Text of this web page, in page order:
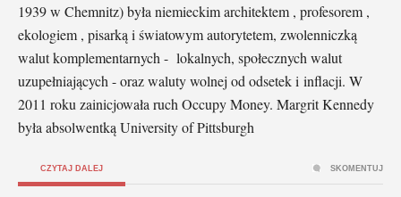
1939 w Chemnitz) była niemieckim architektem , profesorem ,
ekologiem , pisarką i światowym autorytetem, zwolenniczką
walut komplementarnych - lokalnych, społecznych walut
uzupełniających - oraz waluty wolnej od odsetek i inflacji. W
2011 roku zainicjowała ruch Occupy Money. Margrit Kennedy
była absolwentką University of Pittsburgh
CZYTAJ DALEJ SKOMENTUJ